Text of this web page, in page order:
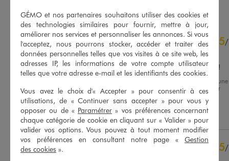
4.8/5
Basé sur16
avis soumis à un
contrôle
Voir tous les avis sur ce site
5étoiles
12
4étoiles
4
3étoiles
5/
Avis vérifié et récompensé
Magnifique et confortable !
, suite à une
16/07/2026
par
Manon F.
Utile(0) Signaler
5/
GÉMO et nos partenaires souhaitons utiliser des cookies et
des technologies similaires pour fournir, mettre à jour,
améliorer nos services et personnaliser les annonces. Si vous
l'acceptez, nous pourrons stocker, accéder et traiter des
données personnelles telles que vos visites à ce site web, les
adresses IP, les informations de votre compte utilisateur
telles que votre adresse e-mail et les identifiants des cookies.
Vous avez le choix d'« Accepter » pour consentir à ces
utilisations, de « Continuer sans accepter » pour vous y
opposer ou de « Paramétrer » vos préférences concernant
chaque catégorie de cookie en cliquant sur « Valider » pour
valider vos options. Vous pouvez à tout moment modifier
vos préférences en consultant notre page « Gestion
des cookies ».